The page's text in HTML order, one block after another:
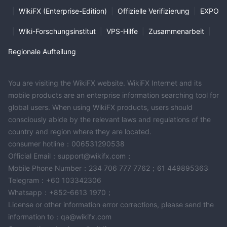
WikiFX (Enterprise-Edition) Offizielle Verifizierung EXPO
Wiki-Forschungsinstitut VPS-Hilfe Zusammenarbeit
Regionale Aufteilung
You are visiting the WikiFX website. WikiFX Internet and its
mobile products are an enterprise information searching tool for
global users. When using WikiFX products, users should
consciously abide by the relevant laws and regulations of the
country and region where they are located.
consumer hotline：006531290538
Official Email：support@wikifx.com；
Mobile Phone Number：234 706 777 7762；61 449895363
Telegram：+60 103342306
Whatsapp：+852-6613 1970；
License or other information error corrections, please send the
information to：qa@wikifx.com